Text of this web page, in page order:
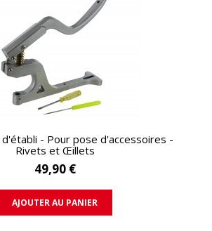
APERÇU RAPIDE
- Pour pose d'accessoires -
Rivets et Œillets
49,90 €
AJOUTER AU PANIER